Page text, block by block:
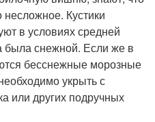
несложное. Кустики
в условиях средней
была снежной. Если же в
бесснежные морозные
укрыть с
или других подручных